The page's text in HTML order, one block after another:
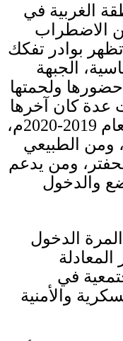
الغربية في
من الاضطراب
بوادر تفكك
الجبهة
ولحمتها
كان آخرها
2019-2020
م،
ومن الطبيعي
ومن يدعم
والدخول
الدخول
في
والأمنية